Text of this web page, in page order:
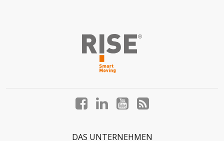
FacebookLinkedIn YouTube
DAS UNTERNEHMEN